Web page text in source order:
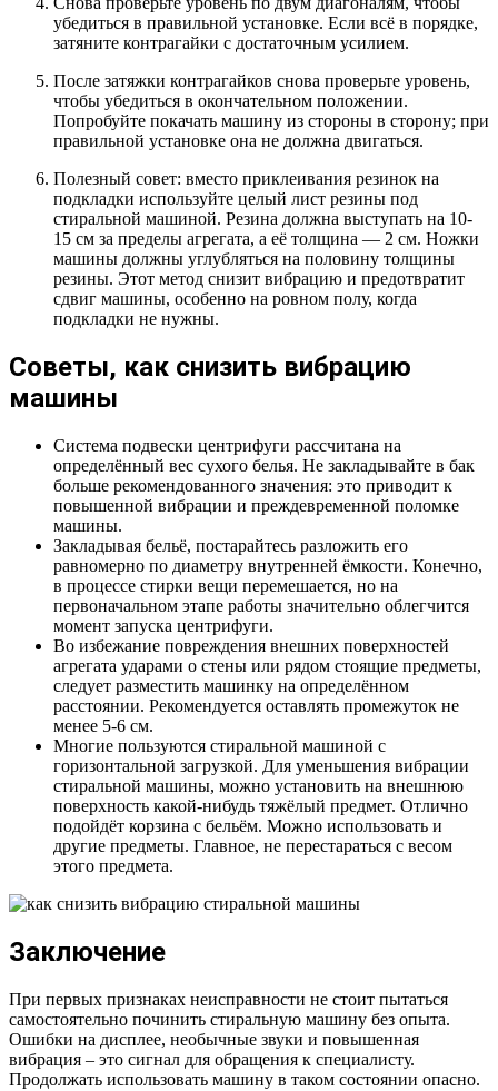
убедиться в правильной установке. Если всё в порядке,
затяните контрагайки с достаточным усилием.
После затяжки контрагайков снова проверьте уровень,
чтобы убедиться в окончательном положении.
Попробуйте покачать машину из стороны в сторону; при
правильной установке она не должна двигаться.
Полезный совет: вместо приклеивания резинок на
подкладки используйте целый лист резины под
стиральной машиной. Резина должна выступать на 10-
15 см за пределы агрегата, а её толщина — 2 см. Ножки
машины должны углубляться на половину толщины
резины. Этот метод снизит вибрацию и предотвратит
сдвиг машины, особенно на ровном полу, когда
подкладки не нужны.
Советы, как снизить вибрацию
машины
Система подвески центрифуги рассчитана на
определённый вес сухого белья. Не закладывайте в бак
больше рекомендованного значения: это приводит к
повышенной вибрации и преждевременной поломке
машины.
Закладывая бельё, постарайтесь разложить его
равномерно по диаметру внутренней ёмкости. Конечно,
в процессе стирки вещи перемешается, но на
первоначальном этапе работы значительно облегчится
момент запуска центрифуги.
Во избежание повреждения внешних поверхностей
агрегата ударами о стены или рядом стоящие предметы,
следует разместить машинку на определённом
расстоянии. Рекомендуется оставлять промежуток не
менее 5-6 см.
Многие пользуются стиральной машиной с
горизонтальной загрузкой. Для уменьшения вибрации
стиральной машины, можно установить на внешнюю
поверхность какой-нибудь тяжёлый предмет. Отлично
подойдёт корзина с бельём. Можно использовать и
другие предметы. Главное, не перестараться с весом
этого предмета.
Заключение
При первых признаках неисправности не стоит пытаться
самостоятельно починить стиральную машину без опыта.
Ошибки на дисплее, необычные звуки и повышенная
вибрация – это сигнал для обращения к специалисту.
Продолжать использовать машину в таком состоянии опасно.